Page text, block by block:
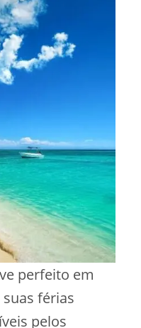
perfeito em
férias
pelos